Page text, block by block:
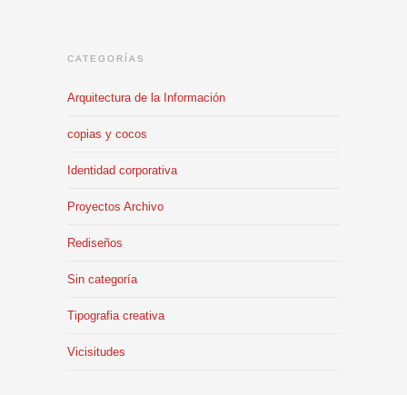
CATEGORÍAS
Arquitectura de la Información
copias y cocos
Identidad corporativa
Proyectos Archivo
Rediseños
Sin categoría
Tipografia creativa
Vicisitudes